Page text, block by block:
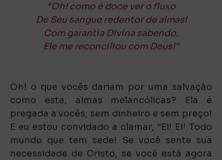
“Oh! como é doce ver o fluxo
De Seu sangue redentor de almas!
Com garantia Divina sabendo,
Ele me reconciliou com Deus!”
Oh! o que vocês dariam por uma salvação
como esta, almas melancólicas? Ela é
pregada a vocês, sem dinheiro e sem preço!
E eu estou convidado a clamar, “Ei! Ei! Todo
mundo que tem sede! Se você sente sua
necessidade de Cristo, se você está agora